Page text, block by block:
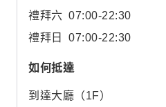
禮拜六 07:00-22:30
禮拜日
07:00-22:30
如何抵達
到達大廳（1F）